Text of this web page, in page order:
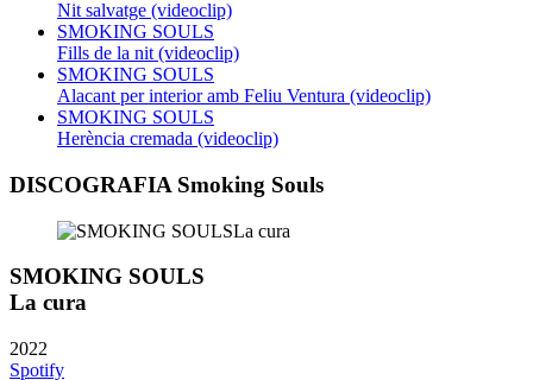
Nit salvatge (videoclip)
SMOKING SOULS
Fills de la nit (videoclip)
SMOKING SOULS
Alacant per interior amb Feliu Ventura (videoclip)
SMOKING SOULS
Herència cremada (videoclip)
DISCOGRAFIA Smoking Souls
SMOKING SOULS
La cura
2022
Spotify